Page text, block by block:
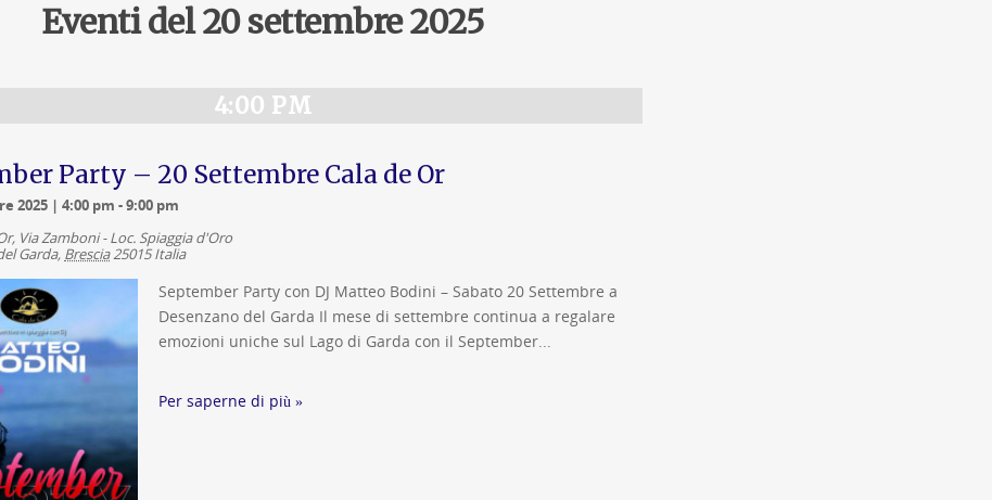
Eventi del 20 settembre 2025
4:00 PM
Party – 20 Settembre Cala de Or
2025 | 4:00 pm -9:00 pm
Via Zamboni - Loc. Spiaggia d'Oro
Garda, Brescia 25015 Italia
September Party con DJ Matteo Bodini – Sabato 20 Settembre a
Desenzano del Garda Il mese di settembre continua a regalare
emozioni uniche sul Lago di Garda con il September...
Per saperne di più »